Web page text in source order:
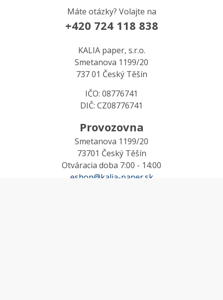
Máte otázky? Volajte na
+420 724 118 838
KALIA paper, s.r.o.
Smetanova 1199/20
737 01 Český Těšín
IČO: 08776741
DIČ: CZ08776741
Provozovna
Smetanova 1199/20
73701 Český Těšín
Otváracia doba 7:00 - 14:00
eshop@kalia-paper.sk